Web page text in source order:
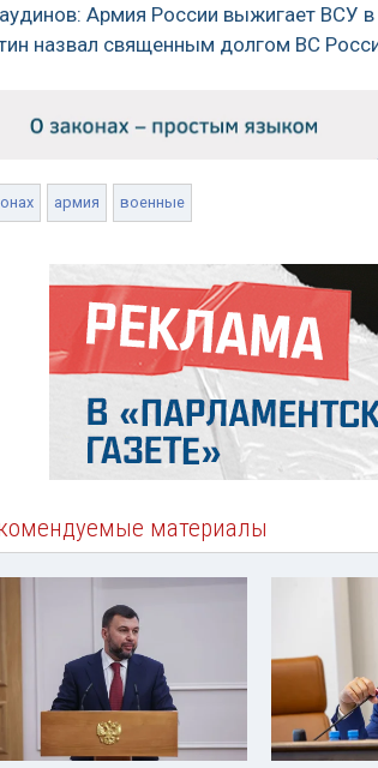
Армия России выжигает ВСУ в
назвал священным долгом ВС
армия военные
материалы